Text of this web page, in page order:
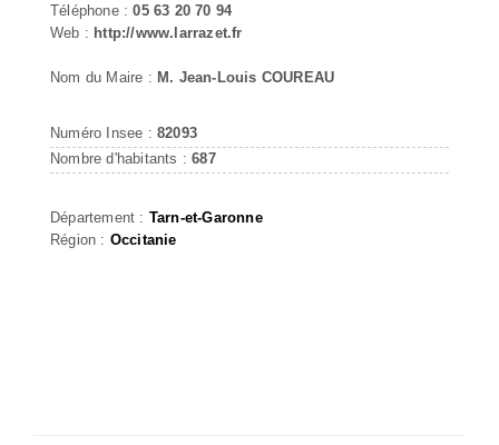
Téléphone :05 63 20 70 94
Web : http://www.larrazet.fr
Nom du Maire : M. Jean-Louis COUREAU
Numéro Insee : 82093
Nombre d'habitants :687
Département : Tarn-et-Garonne
Région : Occitanie